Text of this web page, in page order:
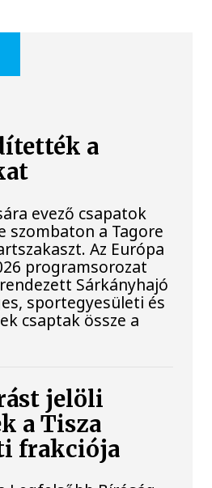
a
evező csapatok
szombaton a Tagore
Az Európa
programsorozat
Sárkányhajó
sportegyesületi és
csaptak össze a
jelöli
a Tisza
frakciója